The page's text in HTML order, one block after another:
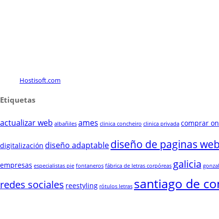
Hostisoft.com
Etiquetas
actualizar web albañiles ames clinica concheiro clinica privada comprar
digitalización diseño adaptablediseño de paginas
empresas especialistas pie fontaneros fábrica de letras corpóreas galicia
redes sociales reestyling rótulos letras santiago de